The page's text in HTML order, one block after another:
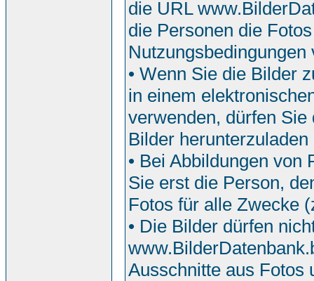
die URL
die Personen die
• Wenn Sie die Bilder
in einem
verwenden, dürfen
Bilder
• Bei Abbildungen von
Sie erst die Person,
Fotos für alle Zwecke
• Die Bilder dürfen
Ausschnitte aus Fotos